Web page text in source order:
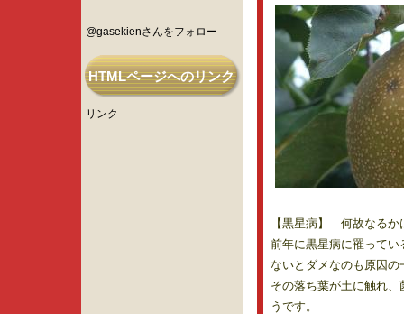
【黒星病】 何故なるか
前年に黒星病に罹って
ないとダメなのも原因の
その落ち葉が土に触れ
うです。
@gasekienさんをフォロー
HTMLページへのリンク
リンク